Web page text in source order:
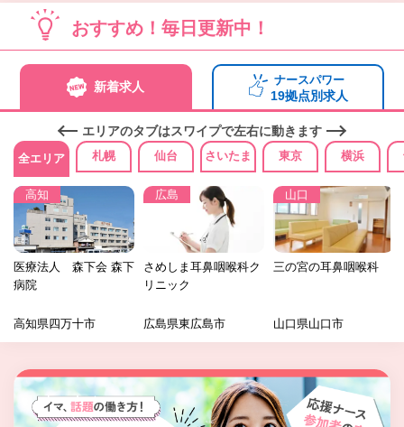
おすすめ！毎日更新中！
新着求人 ナースパワー
19拠点別求人
エリアのタブはスワイプで左右に動きます
全エリア 札幌 仙台 さいたま 東京 横浜
高知
医療法人 森下会 森下
病院
高知県四万十市
広島
さめしま耳鼻咽喉科ク
リニック
広島県東広島市
山口
三の宮の耳鼻咽喉科
山口県山口市